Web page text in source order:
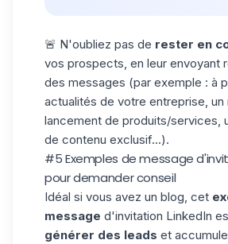
🚨 N'oubliez pas de rester en
vos prospects, en leur envoyant
des messages (par exemple : à
actualités de votre entreprise, un
lancement de produits/services,
de contenu exclusif...).
#5 Exemples de message
pour demander conseil
Idéal si vous avez un blog, cet
message d'invitation LinkedIn
générer des leads et